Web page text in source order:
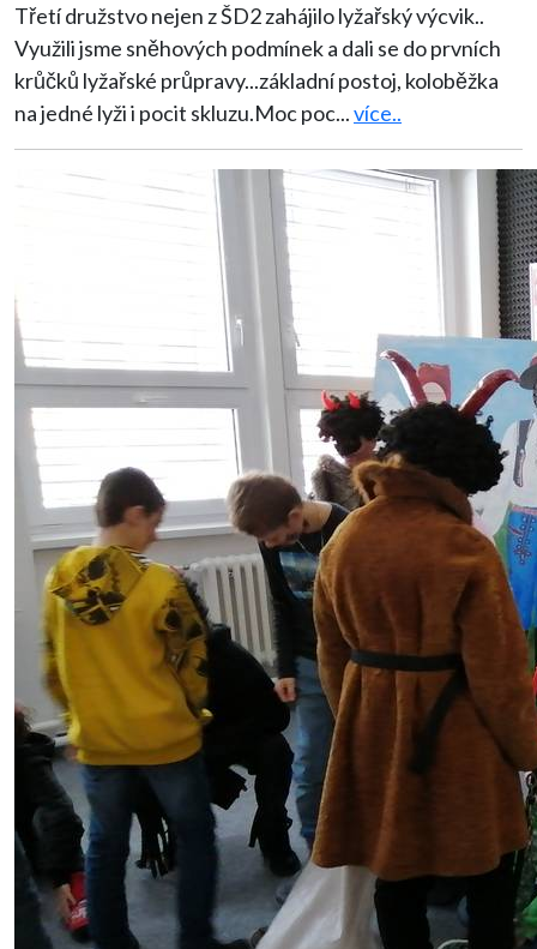
Třetí družstvo nejen z ŠD2 zahájilo lyžařský výcvik..
Využili jsme sněhových podmínek a dali se do prvních
krůčků lyžařské průpravy...základní postoj, koloběžka
na jedné lyži i pocit skluzu.Moc poc...více..